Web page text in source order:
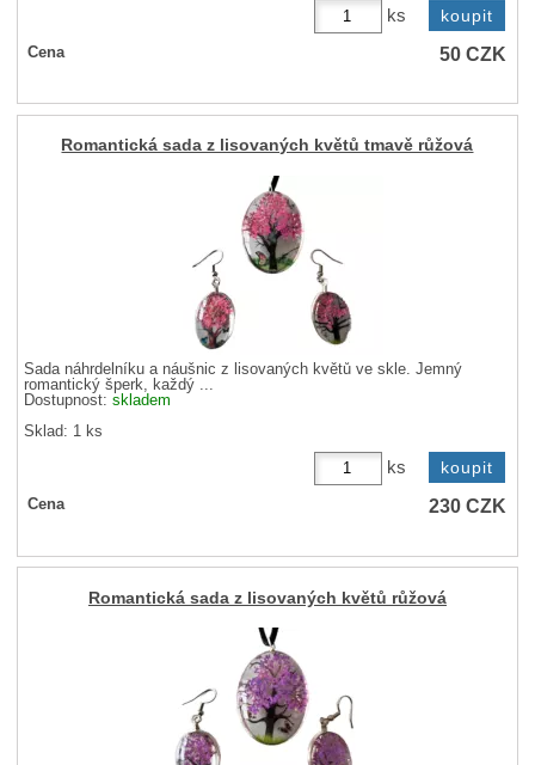
ks
Cena 50CZK
Romantická sada z lisovaných květů tmavě růžová
Sada náhrdelníku a náušnic z lisovaných květů ve skle. Jemný
romantický šperk, každý ...
Dostupnost:skladem
Sklad: 1 ks
ks
Cena 230CZK
Romantická sada z lisovaných květů růžová